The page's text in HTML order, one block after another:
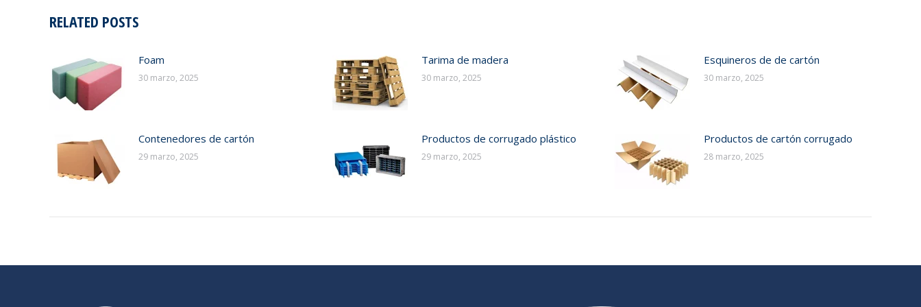
RELATED POSTS
Foam
30 marzo, 2025
Tarima de madera
30 marzo, 2025
Esquineros de de cartón
30 marzo, 2025
Contenedores de cartón
29 marzo, 2025
Productos de corrugado plástico
29 marzo, 2025
Productos de cartón corrugado
28 marzo, 2025